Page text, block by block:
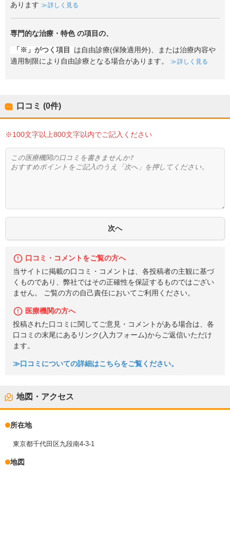
あります
詳しく見る
専門的な治療・特色の項目の、
「※」がつく項目
は自由診療(保険適用外)、または治療内容や
適用制限により自由診療となる場合があります。
詳しく見る
口コミ (0件)
※100文字以上800文字以内でご記入ください
口コミ・コメントをご覧の方へ
当サイトに掲載の口コミ・コメントは、各投稿者の主観に基づ
くものであり、弊社ではその正確性を保証するものではござい
ません。 ご覧の方の自己責任においてご利用ください。
医療機関の方へ
投稿された口コミに関してご意見・コメントがある場合は、各
口コミの末尾にあるリンク(入力フォーム)からご返信いただけ
ます。
≫口コミについての詳細はこちらをご覧ください。
地図・アクセス
所在地
東京都千代田区九段南4-3-1
地図